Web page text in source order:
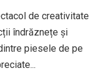
de creativitate
îndrăznețe și
piesele de pe